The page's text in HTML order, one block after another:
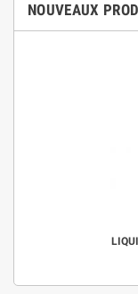
NOUVEAUX